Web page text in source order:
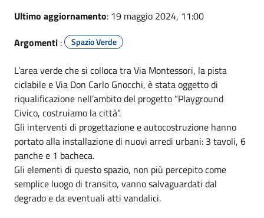
Ultimo aggiornamento: 19 maggio 2024, 11:00
Argomenti : Spazio Verde
L’area verde che si colloca tra Via Montessori, la pista
ciclabile e Via Don Carlo Gnocchi, è stata oggetto di
riqualificazione nell’ambito del progetto “Playground
Civico, costruiamo la città”.
Gli interventi di progettazione e autocostruzione hanno
portato alla installazione di nuovi arredi urbani: 3 tavoli, 6
panche e 1 bacheca.
Gli elementi di questo spazio, non più percepito come
semplice luogo di transito, vanno salvaguardati dal
degrado e da eventuali atti vandalici.